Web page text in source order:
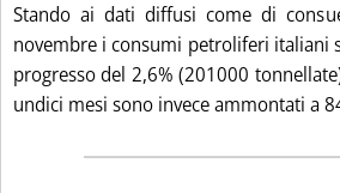
Stando ai dati diffusi come di
novembre i consumi petroliferi italiani
progresso del 2,6% (201000
undici mesi sono invece ammontati a